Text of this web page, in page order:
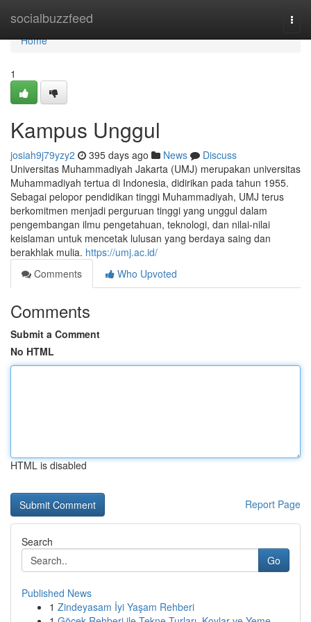
socialbuzzfeed
Home
Home
1
Kampus Unggul
josiah9j79yzy2 395 days ago News
Discuss
Universitas Muhammadiyah Jakarta (UMJ) merupakan universitas
Muhammadiyah tertua di Indonesia, didirikan pada tahun 1955.
Sebagai pelopor pendidikan tinggi Muhammadiyah, UMJ terus
berkomitmen menjadi perguruan tinggi yang unggul dalam
pengembangan ilmu pengetahuan, teknologi, dan nilai-nilai
keislaman untuk mencetak lulusan yang berdaya saing dan
berakhlak mulia. https://umj.ac.id/
Comments
Who Upvoted
Comments
Submit a Comment
No HTML
HTML is disabled
Report Page
Search
Go
Published News
1 Zindeyasam İyi Yaşam Rehberi